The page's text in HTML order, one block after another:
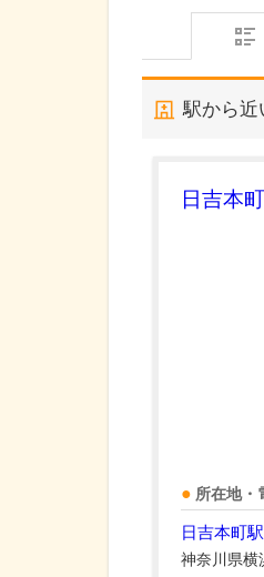
駅から近
日吉本
所在地・
日吉本町駅
神奈川県横